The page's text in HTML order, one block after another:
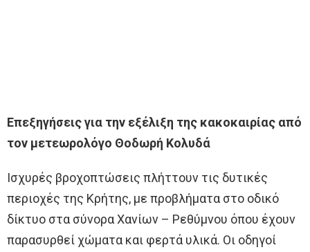
Επεξηγήσεις για την εξέλιξη της κακοκαιρίας από
τον μετεωρολόγο Θοδωρή Κολυδά
Ισχυρές βροχοπτώσεις πλήττουν τις δυτικές
περιοχές της Κρήτης, με προβλήματα στο οδικό
δίκτυο στα σύνορα Χανίων – Ρεθύμνου όπου έχουν
παρασυρθεί χώματα και φερτά υλικά. Οι οδηγοί